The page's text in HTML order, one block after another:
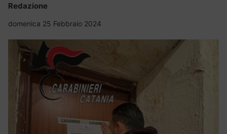
Redazione
domenica 25 Febbraio 2024